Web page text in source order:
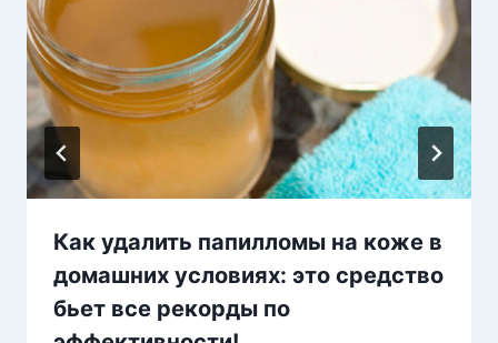
Как удалить папилломы на коже в
домашних условиях: это средство
бьет все рекорды по